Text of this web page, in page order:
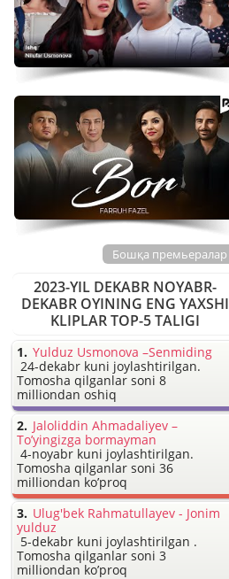
Бошқа премьералар
2023-YIL DEKABR NOYABR-
DEKABR OYINING ENG YAXSHI
KLIPLAR TOP-5 TALIGI
Yulduz Usmonova –Senmiding
24-dekabr kuni joylashtirilgan.
Tomosha qilganlar soni 8
milliondan oshiq
Jaloliddin Ahmadaliyev –
To’yingizga bormayman
4-noyabr kuni joylashtirilgan.
Tomosha qilganlar soni 36
milliondan ko’proq
Ulug'bek Rahmatullayev - Jonim
yulduz
5-dekabr kuni joylashtirilgan .
Tomosha qilganlar soni 3
milliondan ko’proq